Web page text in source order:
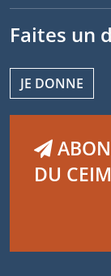
Faites un
JE DONNE
DU CEIM